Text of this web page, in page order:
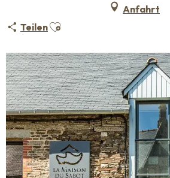
Anfahrt
TeilenAjouter aux favoris